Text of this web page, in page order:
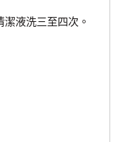
液洗三至四次。